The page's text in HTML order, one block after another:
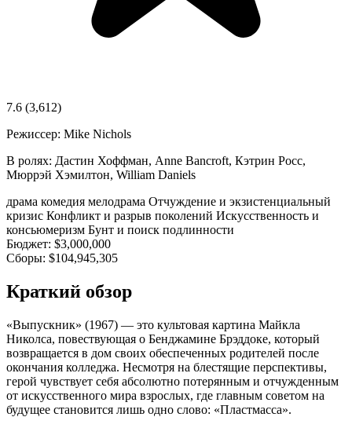
7.6 (3,612)
Режиссер: Mike Nichols
В ролях: Дастин Хоффман, Anne Bancroft, Кэтрин Росс,
Мюррэй Хэмилтон, William Daniels
драма комедия мелодрама Отчуждение и экзистенциальный
кризис Конфликт и разрыв поколений Искусственность и
консьюмеризм Бунт и поиск подлинности
Бюджет: $3,000,000
Сборы: $104,945,305
Краткий обзор
«Выпускник» (1967) — это культовая картина Майкла
Николса, повествующая о Бенджамине Брэддоке, который
возвращается в дом своих обеспеченных родителей после
окончания колледжа. Несмотря на блестящие перспективы,
герой чувствует себя абсолютно потерянным и отчужденным
от искусственного мира взрослых, где главным советом на
будущее становится лишь одно слово: «Пластмасса».